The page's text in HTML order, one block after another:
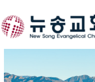
to
content